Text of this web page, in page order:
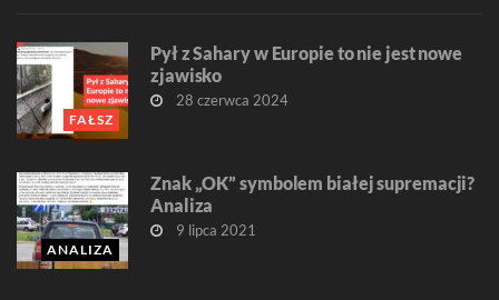
FAŁSZ
Pył z Sahary w Europie to nie jest nowe
zjawisko
28 czerwca 2024
ANALIZA
Znak „OK” symbolem białej supremacji?
Analiza
9 lipca 2021